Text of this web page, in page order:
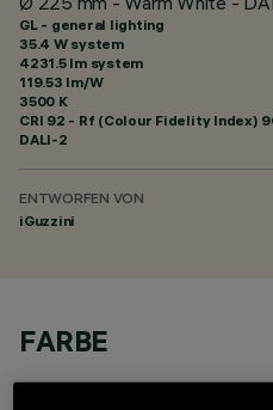
GL - general lighting
35.4 W system
4231.5 lm system
119.53 lm/W
3500 K
CRI 92 - Rf (Colour Fidelity Index)
DALI-2
ENTWORFEN VON
iGuzzini
FARBE